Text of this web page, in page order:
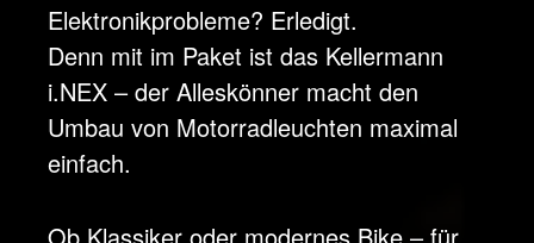
Elektronikprobleme? Erledigt.
Denn mit im Paket ist das Kellermann
i.NEX – der Alleskönner macht den
Umbau von Motorradleuchten maximal
einfach.
Ob Klassiker oder modernes Bike – für